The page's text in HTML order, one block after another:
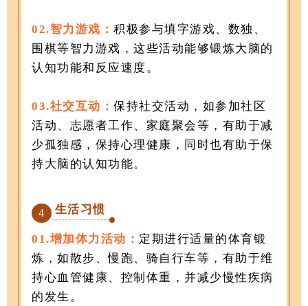
02.智力游戏：积极参与填字游戏、数独、
围棋等智力游戏，这些活动能够锻炼大脑的
认知功能和反应速度。
03.社交互动：保持社交活动，如参加社区
活动、志愿者工作、家庭聚会等，有助于减
少孤独感，保持心理健康，同时也有助于保
持大脑的认知功能。
4 生活习惯
01.增加体力活动： 定期进行适量的体育锻
炼，如散步、慢跑、骑自行车等，有助于维
持心血管健康、控制体重，并减少慢性疾病
的发生。